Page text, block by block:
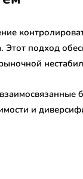
подход
и